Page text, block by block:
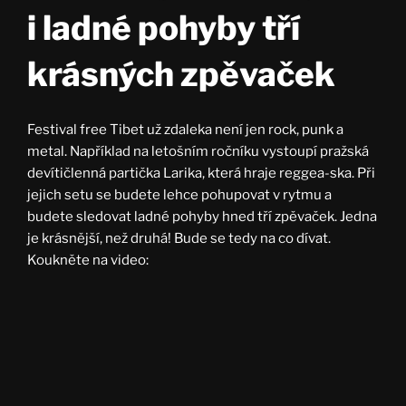
i ladné pohyby tří
krásných zpěvaček
Festival free Tibet už zdaleka není jen rock, punk a
metal. Například na letošním ročníku vystoupí pražská
devítičlenná partička Larika, která hraje reggea-ska. Při
jejich setu se budete lehce pohupovat v rytmu a
budete sledovat ladné pohyby hned tří zpěvaček. Jedna
je krásnější, než druhá! Bude se tedy na co dívat.
Koukněte na video: